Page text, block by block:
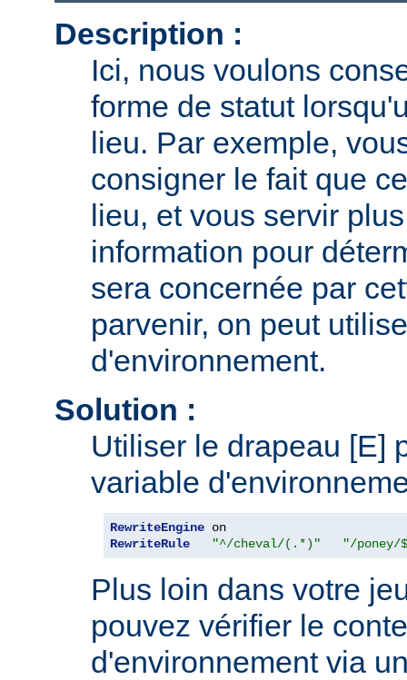
Description :
Ici, nous voulons
forme de statut
lieu. Par exemple,
consigner le fait que
lieu, et vous servir
information pour
sera concernée par
parvenir, on peut
d'environnement.
Solution :
Utiliser le drapeau [E]
variable
RewriteEngine
RewriteRule
"^/cheval/(.*)" "/poney/
Plus loin dans votre
pouvez vérifier le
d'environnement via